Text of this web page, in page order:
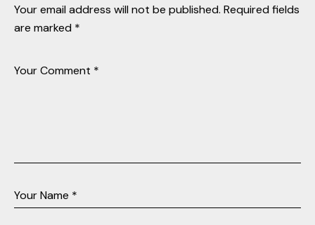
Your email address will not be published. Required fields
are marked *